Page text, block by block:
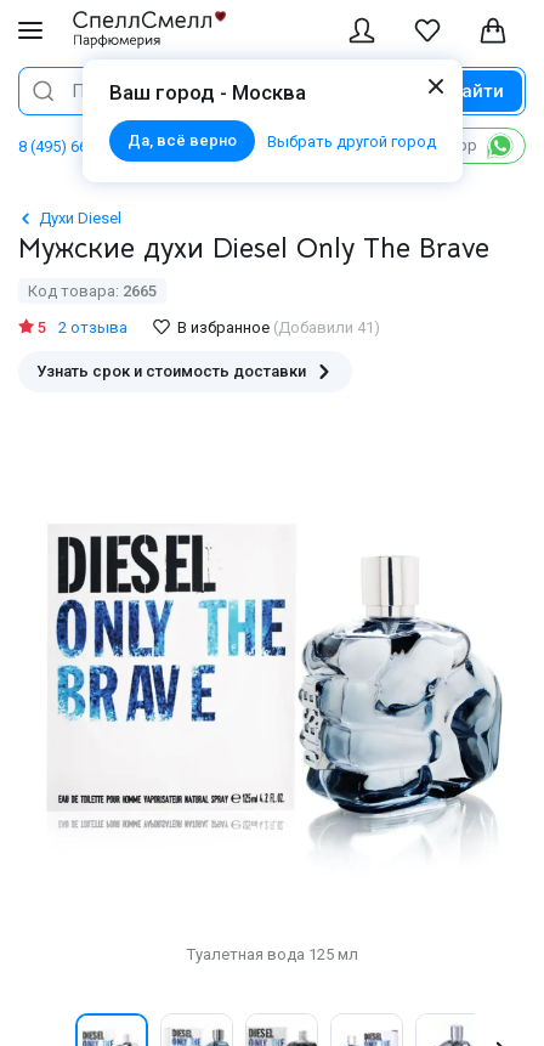
Ваш город - Москва
Да, всё верно Выбрать другой город
Поиск Найти
8 (495) 668 06 02 Написать в WhatsApp
Духи Diesel
Мужские духи Diesel Only The Brave
Код товара: 2665
5
2 отзыва В избранное (Добавили 41)
Узнать срок и стоимость доставки
Туалетная вода 125 мл